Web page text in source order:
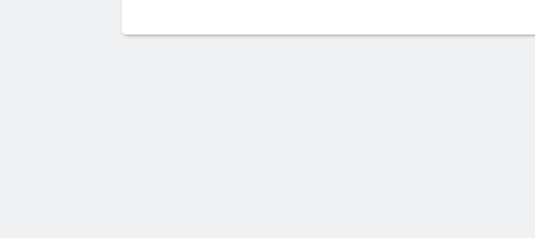
семьи, класс энергопотребления не